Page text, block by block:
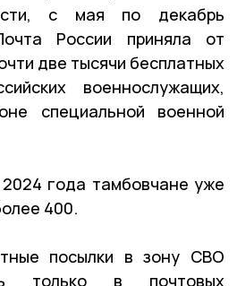
с мая по декабрь
России приняла от
две тысячи бесплатных
военнослужащих,
специальной военной
года тамбовчане уже
400.
посылки в зону СВО
только в почтовых